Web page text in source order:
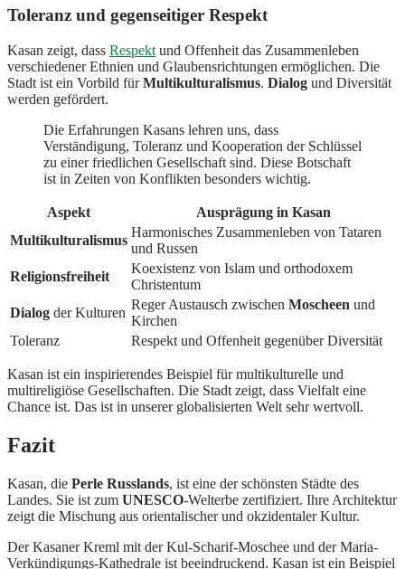
Toleranz und gegenseitiger Respekt
Kasan zeigt, dass Respekt und Offenheit das Zusammenleben
verschiedener Ethnien und Glaubensrichtungen ermöglichen. Die
Stadt ist ein Vorbild fürMultikulturalismus. Dialog und Diversität
werden gefördert.
Die Erfahrungen Kasans lehren uns, dass
Verständigung, Toleranz und Kooperation der Schlüssel
zu einer friedlichen Gesellschaft sind. Diese Botschaft
ist in Zeiten von Konflikten besonders wichtig.
Aspekt
Ausprägung in Kasan
Multikulturalismus
Harmonisches Zusammenleben von Tataren
und Russen
Religionsfreiheit
Koexistenz von Islam und orthodoxem
Christentum
Dialog der Kulturen
Reger Austausch zwischen Moscheen und
Kirchen
Toleranz
Respekt und Offenheit gegenüber Diversität
Kasan ist ein inspirierendes Beispiel für multikulturelle und
multireligiöse Gesellschaften. Die Stadt zeigt, dass Vielfalt eine
Chance ist. Das ist in unserer globalisierten Welt sehr wertvoll.
Fazit
Kasan, die Perle Russlands, ist eine der schönsten Städte des
Landes. Sie ist zum UNESCO-Welterbe zertifiziert. Ihre Architektur
zeigt die Mischung aus orientalischer und okzidentaler Kultur.
Der Kasaner Kreml mit der Kul-Scharif-Moschee und der Maria-
Verkündigungs-Kathedrale ist beeindruckend. Kasan ist ein Beispiel